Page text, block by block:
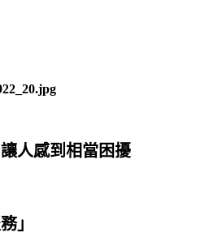
人感到相當困擾
」